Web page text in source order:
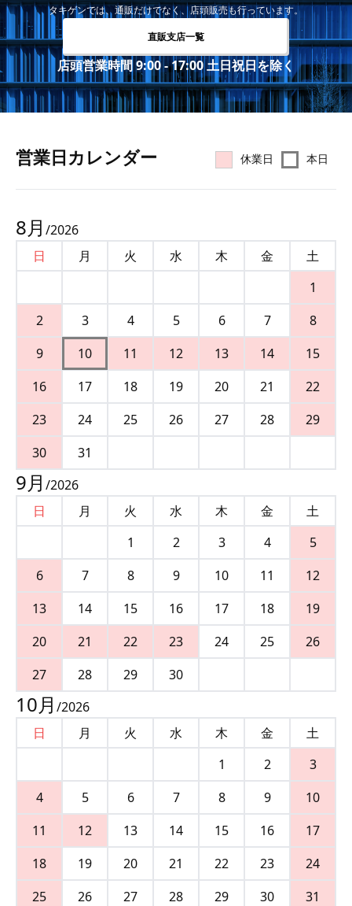
タキゲンでは、通販だけでなく、店頭販売も行っています。
直販支店一覧
店頭営業時間 9:00 - 17:00 土日祝日を除く
営業⽇カレンダー 休業日 本日
8月 /2026
日
月 火 水 木 金
土
1
2
3 4 5 6 7
8
9
10 11 12 13 14
15
16
17 18 19 20 21
22
23
24 25 26 27 28
29
30
31
9月 /2026
日
月 火 水 木 金
土
1
2 3 4
5
6
7 8 9 10 11
12
13
14 15 16 17 18
19
20
21 22 23 24 25
26
27
28 29 30
10月 /2026
日
月 火 水 木 金
土
1
2
3
4
5 6 7 8 9
10
11
12 13 14 15 16
17
18
19 20 21 22 23
24
25
26 27 28 29 30 31